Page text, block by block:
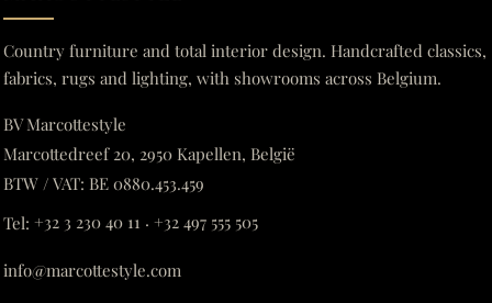
Country furniture and total interior design. Handcrafted classics,
fabrics, rugs and lighting, with showrooms across Belgium.
BV Marcottestyle
Marcottedreef 20, 2950 Kapellen, België
BTW / VAT: BE 0880.453.459
Tel: +32 3 230 40 11 · +32 497 555 505
info@marcottestyle.com